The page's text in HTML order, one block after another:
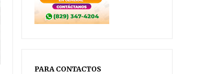
PARA CONTACTOS